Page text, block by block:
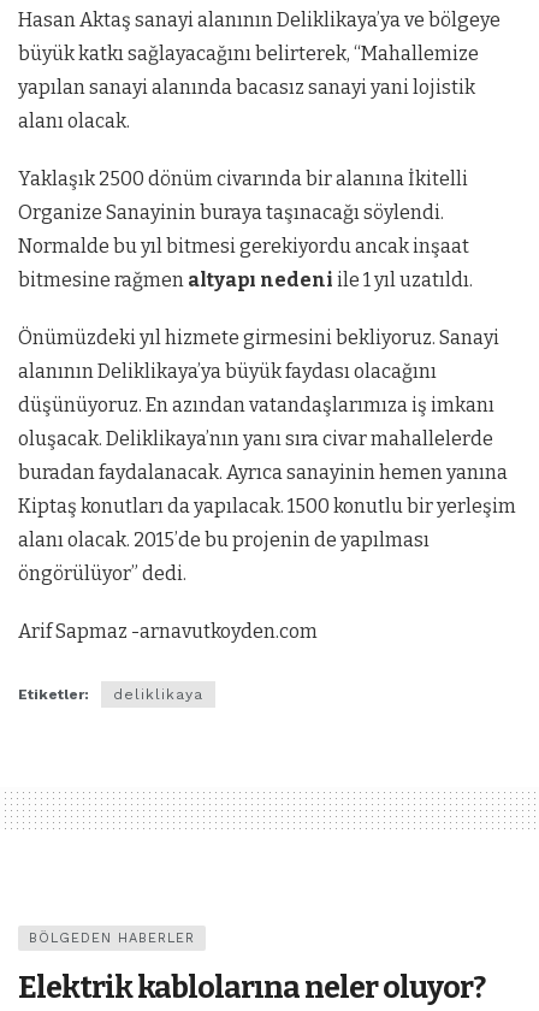
Hasan Aktaş sanayi alanının Deliklikaya’ya ve bölgeye
büyük katkı sağlayacağını belirterek, “Mahallemize
yapılan sanayi alanında bacasız sanayi yani lojistik
alanı olacak.
Yaklaşık 2500 dönüm civarında bir alanına İkitelli
Organize Sanayinin buraya taşınacağı söylendi.
Normalde bu yıl bitmesi gerekiyordu ancak inşaat
bitmesine rağmen altyapı nedeni ile 1 yıl uzatıldı.
Önümüzdeki yıl hizmete girmesini bekliyoruz. Sanayi
alanının Deliklikaya’ya büyük faydası olacağını
düşünüyoruz. En azından vatandaşlarımıza iş imkanı
oluşacak. Deliklikaya’nın yanı sıra civar mahallelerde
buradan faydalanacak. Ayrıca sanayinin hemen yanına
Kiptaş konutları da yapılacak. 1500 konutlu bir yerleşim
alanı olacak. 2015’de bu projenin de yapılması
öngörülüyor” dedi.
Arif Sapmaz -arnavutkoyden.com
Etiketler: deliklikaya
BÖLGEDEN HABERLER
Elektrik kablolarına neler oluyor?